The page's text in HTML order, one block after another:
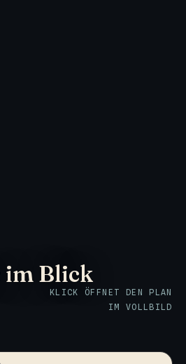
im Blick
KLICK ÖFFNET DEN PLAN
IM VOLLBILD